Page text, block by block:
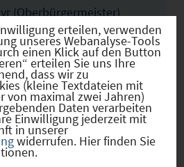
(Oberbürgermeister)
Wirtschaftsförderung,
straubing.de
erteilen, verwenden
unseres Webanalyse-Tools
einen Klick auf den Button
erteilen Sie uns Ihre
dass wir zu
(kleine Textdateien mit
von maximal zwei Jahren)
Daten verarbeiten
Einwilligung jederzeit mit
in unserer
widerrufen. Hier finden Sie